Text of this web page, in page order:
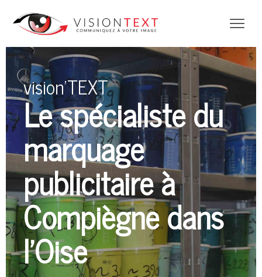
vision’TEXT
Le spécialiste du
marquage
publicitaire à
Compiègne dans
l’Oise